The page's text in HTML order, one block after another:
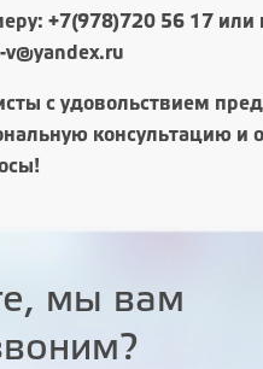
+7(978)720 56 17 или
v@yandex.ru
с удовольствием
консультацию и
мы вам